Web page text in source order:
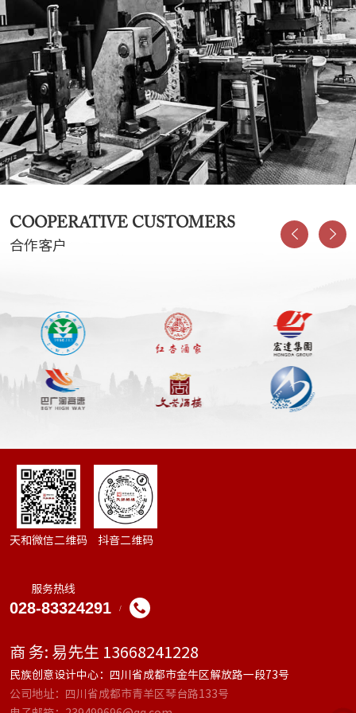
COOPERATIVE CUSTOMERS
合作客户
天和微信二维码 抖音二维码
服务热线
028-83324291 /
商 务: 易先生 13668241228
民族创意设计中心：四川省成都市金牛区解放路一段73号
公司地址：四川省成都市青羊区琴台路133号